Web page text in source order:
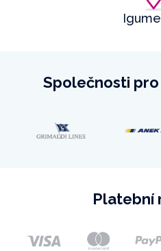
Společnosti
Platební